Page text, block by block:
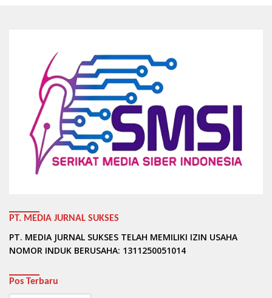
PT. MEDIA JURNAL SUKSES
PT. MEDIA JURNAL SUKSES TELAH MEMILIKI IZIN USAHA
NOMOR INDUK BERUSAHA: 1311250051014
Pos Terbaru